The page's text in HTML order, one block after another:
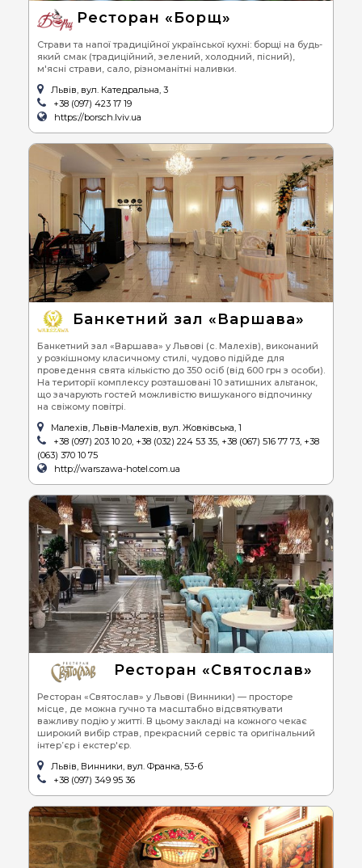
Ресторан «Борщ»
Страви та напої традиційної української кухні: борщі на будь-
який смак (традиційний, зелений, холодний, пісний),
м'ясні страви, сало, різноманітні наливки.
Львів, вул. Катедральна, 3
+38 (097) 423 17 19
https://borsch.lviv.ua
Банкетний зал «Варшава»
Банкетний зал «Варшава» у Львові (с. Малехів), виконаний
у розкішному класичному стилі, чудово підійде для
проведення свята кількістю до 350 осіб (від 600 грн з особи).
На території комплексу розташовані 10 затишних альтанок,
що зачарують гостей можливістю вишуканого відпочинку
на свіжому повітрі.
Малехів, Львів-Малехів, вул. Жовківська, 1
+38 (097) 203 10 20, +38 (032) 224 53 35, +38 (067) 516 77 73, +38
(063) 370 10 75
http://warszawa-hotel.com.ua
Ресторан «Святослав»
Ресторан «Святослав» у Львові (Винники) — просторе
місце, де можна гучно та масштабно відсвяткувати
важливу подію у житті. В цьому закладі на кожного чекає
широкий вибір страв, прекрасний сервіс та оригінальний
інтер’єр і екстер'єр.
Львів, Винники, вул. Франка, 53-б
+38 (097) 349 95 36